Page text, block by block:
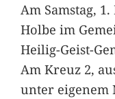
Am Samstag,
Holbe im
Heilig-Geist-
Am Kreuz 2,
unter eigenem